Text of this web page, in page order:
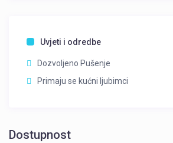
Uvjeti i odredbe
Dozvoljeno Pušenje
Primaju se kućni ljubimci
Dostupnost